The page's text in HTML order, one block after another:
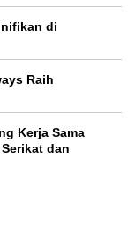
di
Raih
Kerja Sama
dan